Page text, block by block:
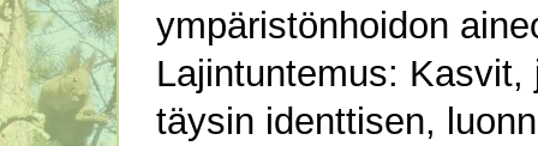
ympäristönhoidon
Lajintuntemus:
täysin identtisen,